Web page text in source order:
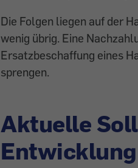
Die Folgen liegen auf der
wenig übrig. Eine
Ersatzbeschaffung eines
sprengen.
Aktuelle
Entwicklung